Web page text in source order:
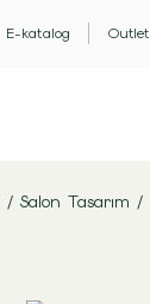
E-katalog Outlet
/ Salon Tasarım /